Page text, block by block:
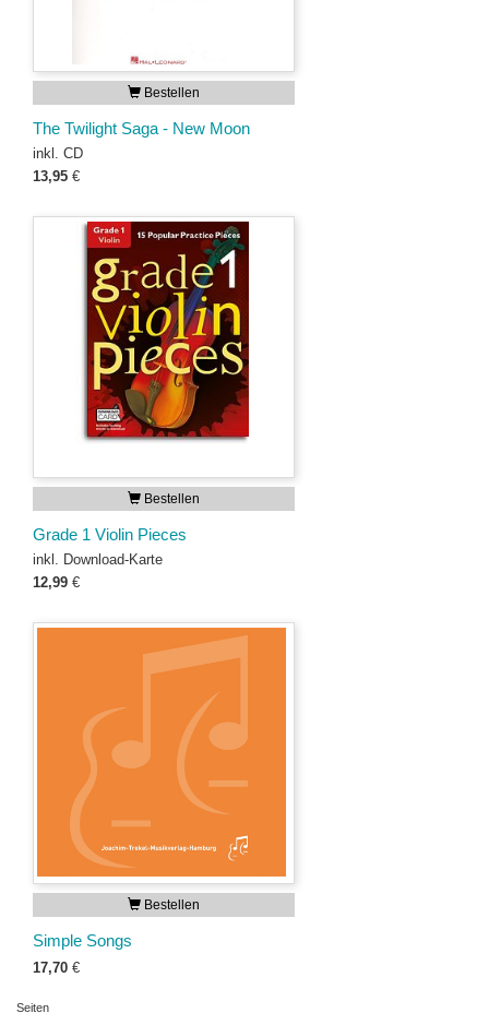
Bestellen
The Twilight Saga - New Moon
inkl. CD
13,95 €
Bestellen
Grade 1 Violin Pieces
inkl. Download-Karte
12,99 €
Bestellen
Simple Songs
17,70 €
Seiten